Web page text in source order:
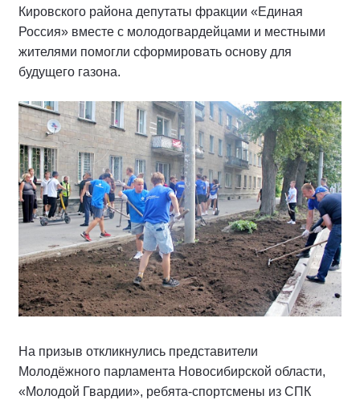
Кировского района депутаты фракции «Единая
Россия» вместе с молодогвардейцами и местными
жителями помогли сформировать основу для
будущего газона.
На призыв откликнулись представители
Молодёжного парламента Новосибирской области,
«Молодой Гвардии», ребята-спортсмены из СПК